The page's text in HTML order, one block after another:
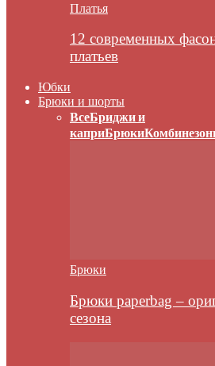
Платья
12 современных
платьев
Юбки
Брюки и шорты
ВсеБриджи и
каприБрюки
Брюки
Брюки paperbag –
сезона